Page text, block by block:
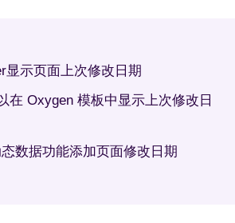
显示页面上次修改日期
在 Oxygen 模板中显示上次修改日
数据功能添加页面修改日期